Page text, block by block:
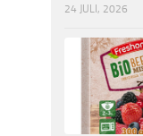
24 JULI, 2026